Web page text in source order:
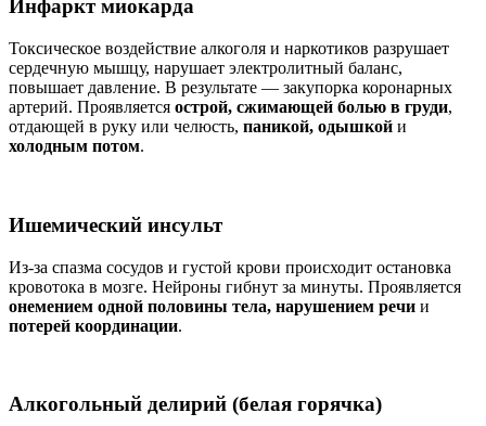
Инфаркт миокарда
Токсическое воздействие алкоголя и наркотиков разрушает
сердечную мышцу, нарушает электролитный баланс,
повышает давление. В результате — закупорка коронарных
артерий. Проявляется острой, сжимающей болью в груди,
отдающей в руку или челюсть, паникой, одышкой и
холодным потом.
Ишемический инсульт
Из-за спазма сосудов и густой крови происходит остановка
кровотока в мозге. Нейроны гибнут за минуты. Проявляется
онемением одной половины тела, нарушением речи и
потерей координации.
Алкогольный делирий (белая горячка)